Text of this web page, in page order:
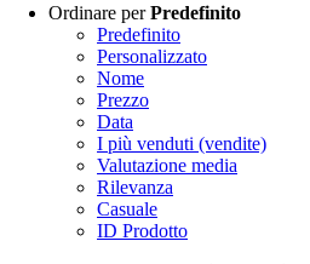
Ordinare perPredefinito
Predefinito
Personalizzato
Nome
Prezzo
Data
I più venduti (vendite)
Valutazione media
Rilevanza
Casuale
ID Prodotto